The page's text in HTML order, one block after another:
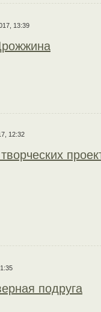
13:39
12:32
подруга